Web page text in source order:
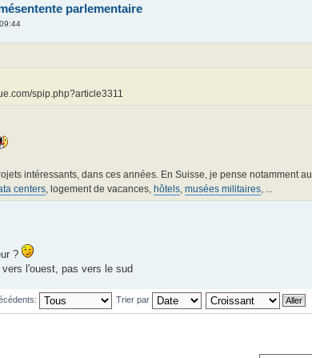
parlementaire
spip.php?article3311
intéressants, dans ces années. En Suisse, je pense notamment au
centers , logement de vacances,hôtels ,musées militaires
?
l'ouest, pas vers le sud
Trier par